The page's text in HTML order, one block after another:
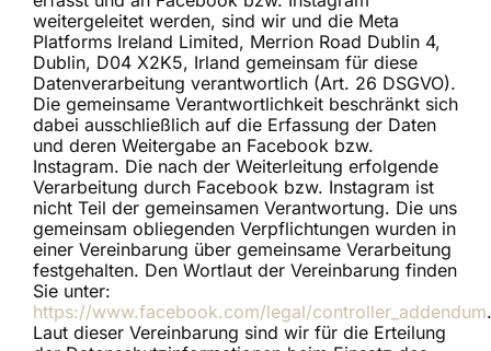
weitergeleitet werden, sind wir und die Meta
Platforms Ireland Limited, Merrion Road Dublin 4,
Dublin, D04 X2K5, Irland gemeinsam für diese
Datenverarbeitung verantwortlich (Art. 26 DSGVO).
Die gemeinsame Verantwortlichkeit beschränkt sich
dabei ausschließlich auf die Erfassung der Daten
und deren Weitergabe an Facebook bzw.
Instagram. Die nach der Weiterleitung erfolgende
Verarbeitung durch Facebook bzw. Instagram ist
nicht Teil der gemeinsamen Verantwortung. Die uns
gemeinsam obliegenden Verpflichtungen wurden in
einer Vereinbarung über gemeinsame Verarbeitung
festgehalten. Den Wortlaut der Vereinbarung finden
Sie unter:
https://www.facebook.com/legal/controller_addendum.
Laut dieser Vereinbarung sind wir für die Erteilung